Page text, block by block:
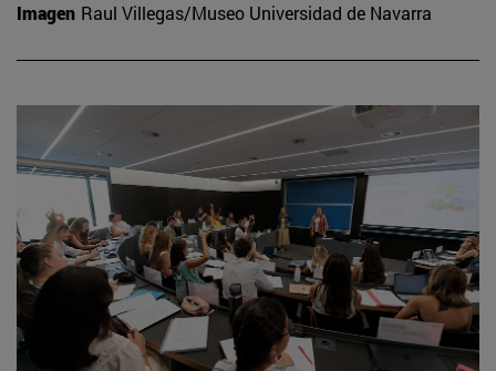
Imagen Raul Villegas/Museo Universidad de Navarra